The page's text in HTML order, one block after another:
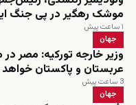
موشک رهگیر در پی جنگ
۱ ساعت پیش
جهان
وزیر خارجه تورکیه: مصر در
عربستان و پاکستان
3 ساعت پیش
جهان